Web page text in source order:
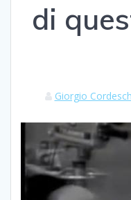
di
Giorgio